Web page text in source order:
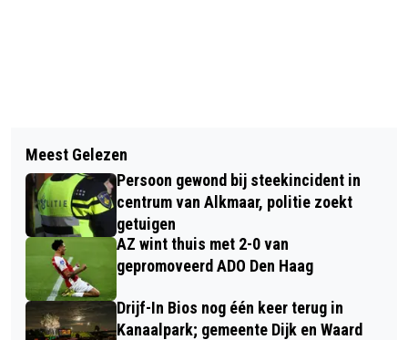
TRAGIKOMEDIE 'AVOND' OVER
MANTELZORG EN VOLTOOID LEVEN IN
TAQA THEATER DE VEST
NATUURORGANISATIES MET
VRIJWILLIGERS AAN DE SLAG MET
SCHOONMAAK VAN STRAND PETTEN
IN KADER VAN PROJECT GROENE
STRAND
Meest Gelezen
Persoon gewond bij steekincident in
centrum van Alkmaar, politie zoekt
getuigen
AZ wint thuis met 2-0 van
gepromoveerd ADO Den Haag
Drijf-In Bios nog één keer terug in
Kanaalpark; gemeente Dijk en Waard